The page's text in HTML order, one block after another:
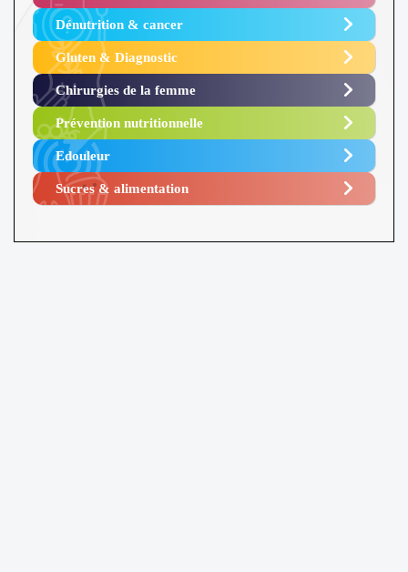
Dénutrition & cancer
Gluten & Diagnostic
Chirurgies de la femme
Prévention nutritionnelle
Edouleur​
Sucres & alimentation​